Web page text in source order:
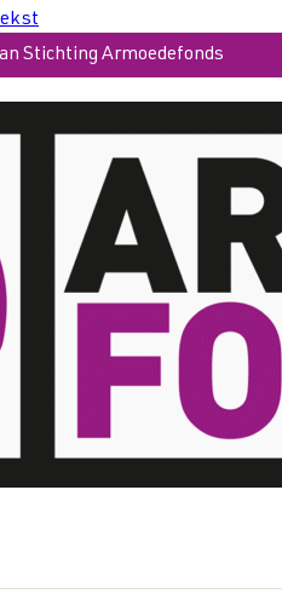
Stichting Armoedefonds